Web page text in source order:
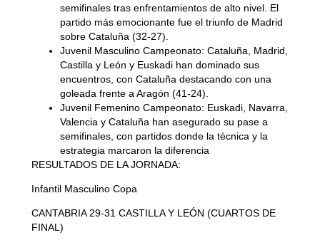
semifinales tras enfrentamientos de alto nivel. El
partido más emocionante fue el triunfo de Madrid
sobre Cataluña (32-27).
Juvenil Masculino Campeonato: Cataluña, Madrid,
Castilla y León y Euskadi han dominado sus
encuentros, con Cataluña destacando con una
goleada frente a Aragón (41-24).
Juvenil Femenino Campeonato: Euskadi, Navarra,
Valencia y Cataluña han asegurado su pase a
semifinales, con partidos donde la técnica y la
estrategia marcaron la diferencia
RESULTADOS DE LA JORNADA:
Infantil Masculino Copa
CANTABRIA 29-31 CASTILLA Y LEÓN (CUARTOS DE
FINAL)